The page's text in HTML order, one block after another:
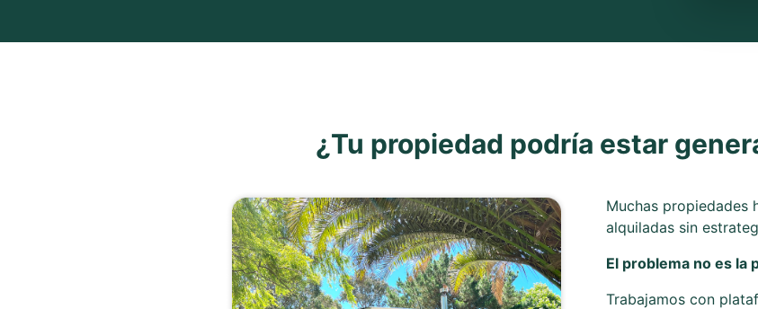
¿Tu propiedad podría estar
Muchas propiedades
alquiladas sin
El problema no es la
Trabajamos con